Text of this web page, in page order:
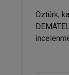
Öztürk,